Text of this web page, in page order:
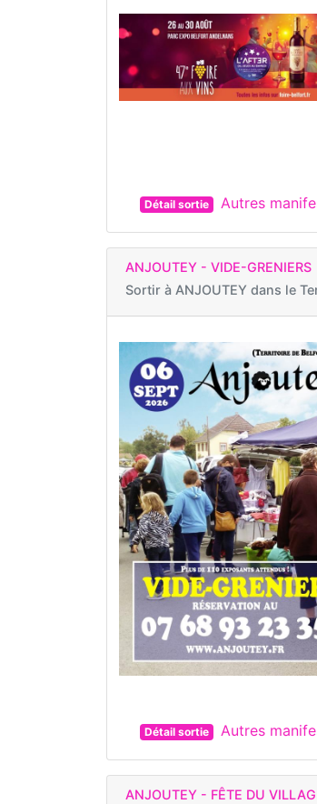
Détail sortie Autres
ANJOUTEY - VIDE-GRENIERS
Sortir à ANJOUTEY dans le
Détail sortie Autres
ANJOUTEY - FÊTE DU